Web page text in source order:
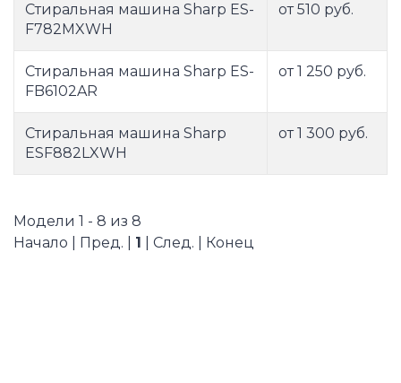
Стиральная машина Sharp ES-
F782MXWH
от 510 руб.
Стиральная машина Sharp ES-
FB6102AR
от 1 250 руб.
Стиральная машина Sharp
ESF882LXWH
от 1 300 руб.
Модели 1 - 8 из 8
Начало | Пред. | 1 | След. | Конец